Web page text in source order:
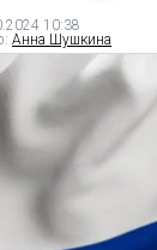
10:38
Анна Шушкина